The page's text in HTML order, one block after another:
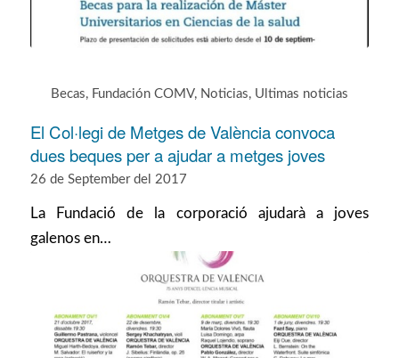
Becas, Fundación COMV, Noticias, Ultimas noticias
El Col·legi de Metges de València convoca
dues beques per a ajudar a metges joves
26 de September del 2017
La Fundació de la corporació ajudarà a joves
galenos en…